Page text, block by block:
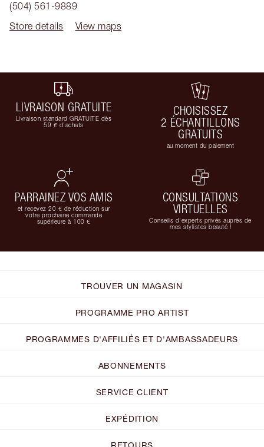
(504) 561-9889
Store details
View maps
LIVRAISON GRATUITE
Livraison standard GRATUITE dès
59 € d'achats
CHOISISSEZ
2 ÉCHANTILLONS
GRATUITS
au moment du paiement
PARRAINEZ VOS AMIS
et recevez 20 € de réduction sur
votre prochaine commande
supérieure à 100 €
CONSULTATIONS
VIRTUELLES
Conseils d'experts privés auprès de
mes stylistes beauté !
TROUVER UN MAGASIN
PROGRAMME PRO ARTIST
PROGRAMMES D'AFFILIÉS ET D'AMBASSADEURS
ABONNEMENTS
SERVICE CLIENT
EXPÉDITION
RETOURS